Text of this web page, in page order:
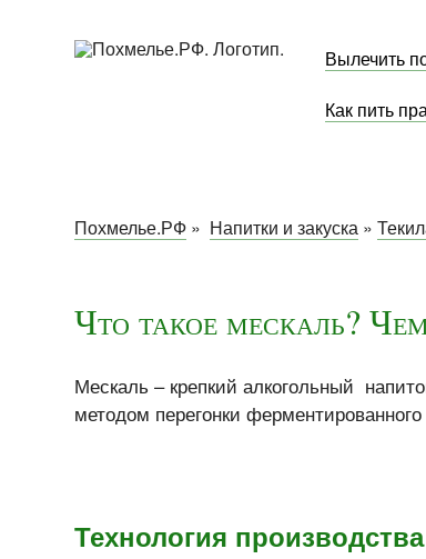
Вылечить
Как пить
Похмелье.РФ » Напитки и закуска »
Что такое мескаль?
Мескаль – крепкий алкогольный
методом перегонки ферментированного
Технология